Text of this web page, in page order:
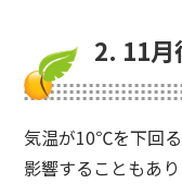
2. 11月
気温が10℃を下回
影響することもあり